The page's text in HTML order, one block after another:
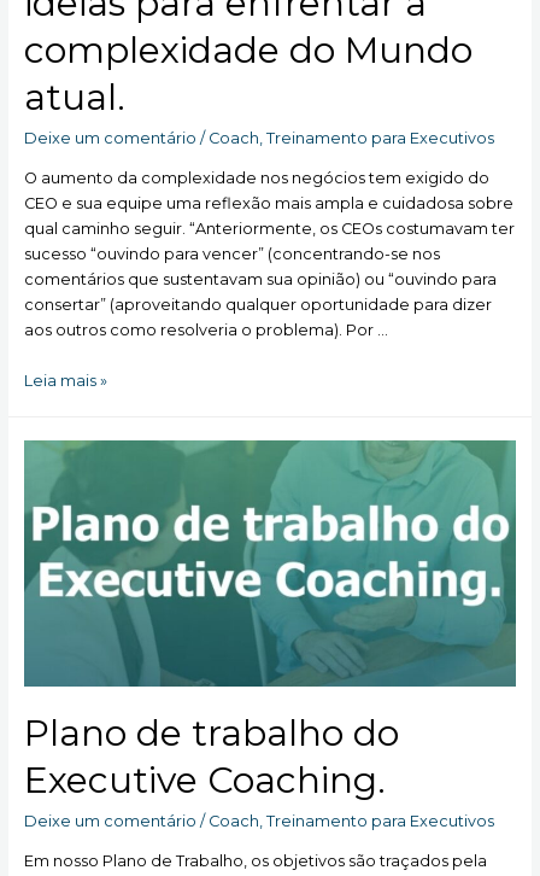
complexidade do Mundo
atual.
Deixe um comentário / Coach, Treinamento para Executivos
O aumento da complexidade nos negócios tem exigido do
CEO e sua equipe uma reflexão mais ampla e cuidadosa sobre
qual caminho seguir. “Anteriormente, os CEOs costumavam ter
sucesso “ouvindo para vencer” (concentrando-se nos
comentários que sustentavam sua opinião) ou “ouvindo para
consertar” (aproveitando qualquer oportunidade para dizer
aos outros como resolveria o problema). Por …
Usando
ideias
para
enfrentar
complexidade
Leia mais »
Plano de trabalho do
Executive Coaching.
Deixe um comentário / Coach, Treinamento para Executivos
Em nosso Plano de Trabalho, os objetivos são traçados pela